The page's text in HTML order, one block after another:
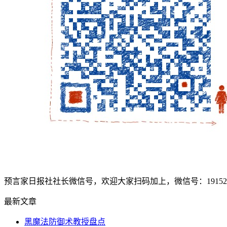
预言家日报社社长微信号，欢迎大家扫码加上，微信号：
最新文章
黑魔法防御术教授盘点